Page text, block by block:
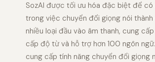
SozAI được tối ưu hóa đặc biệt để
trong việc chuyển đổi giọng nói thành
nhiều loại đầu vào âm thanh, cung
cấp độ từ và hỗ trợ hơn 100 ngôn
cung cấp tính năng chuyển đổi giọng